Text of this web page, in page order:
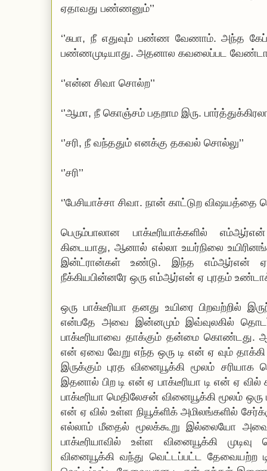
ஏதாவது பண்ணனும்’’
‘’சுபா, நீ எதுவும் பண்ண வேணாம். அந்த
பண்ணமுடியாது. அதனால கவலைப்பட
‘’என்ன சிவா சொல்ற’’
‘’ஆமா, நீ கொஞ்சம் பதறாம இரு.
‘’சரி, நீ வந்ததும் எனக்கு தகவல் சொல்லு’’
‘’சரி’’
‘’பேசியாச்சா சிவா. நான் காட்டுற
பெரும்பாலான பாக்டீரியாக்களில்
கிடையாது, ஆனால் எல்லா உயர்நிலை
இன்ட்ரான்கள் உண்டு. இந்த எம்ஆர்என்
நீக்கியபின்னரே ஒரு எம்ஆர்என் ஏ புரதம்
ஒரு பாக்டீரியா தனது உயிரை பிறவற்றில்
என்பதே அவை இன்னமும் இவ்வுலகில்
பாக்டீரியாவை தாக்கும் தன்மை கொண்டது.
என் ஏவை வேறு எந்த ஒரு டி என் ஏ வும் தாக்கி
இருக்கும் புரத வினையூக்கி மூலம்
இதனால் பிற டி என் ஏ பாக்டீரியா டி என் ஏ
பாக்டீரியா மெதிலேசன் வினையூக்கி மூலம் ஒரு
என் ஏ வில் உள்ள நியூக்ளிக் அமிலங்களில்
எல்லாம் மீதைல் மூலக்கூறு இல்லையோ
பாக்டீரியாவில் உள்ள வினையூக்கி
வினையூக்கி வந்து வெட்டப்பட்ட தேவையற்ற